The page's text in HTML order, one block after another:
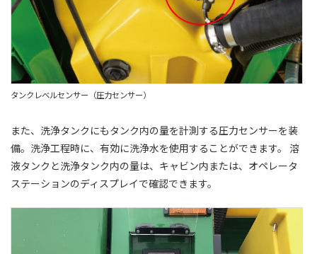
タンクレベルセンサー（圧力センサー）
また、洗浄タンクにもタンク内の量を計測する圧力センサーを装
備。洗浄工程時に、有効に洗浄水を使用することができます。 溶
液タンクと洗浄タンク内の量は、キャビン内または、オペレータ
ステーションのディスプレイで確認できます。